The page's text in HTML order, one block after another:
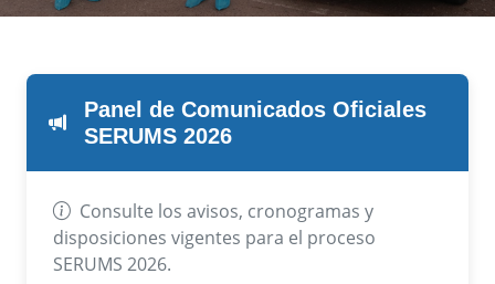
Panel de Comunicados Oficiales
SERUMS 2026
Consulte los avisos, cronogramas y
disposiciones vigentes para el proceso
SERUMS 2026.